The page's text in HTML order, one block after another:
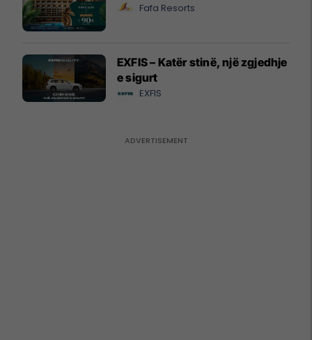
Fafa Resorts
EXFIS – Katër stinë, një zgjedhje
e sigurt
EXFIS